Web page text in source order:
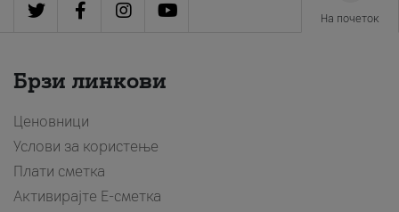
На почеток
Брзи линкови
Ценовници
Услови за користење
Плати сметка
Активирајте Е-сметка